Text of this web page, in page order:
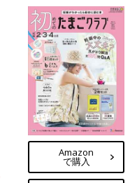
Amazon
で購入